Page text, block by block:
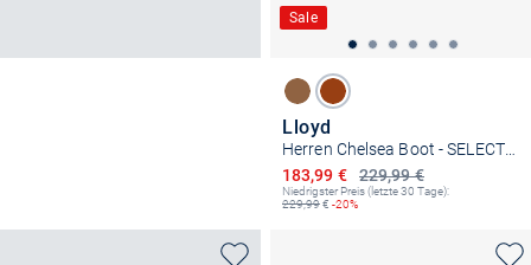
Sale
Lloyd
Herren Chelsea Boot - SELECT 315
229,99 €
Ermäßigter Preis
183,99 €
Niedrigster Preis (letzte 30 Tage):
229,99€ -20%